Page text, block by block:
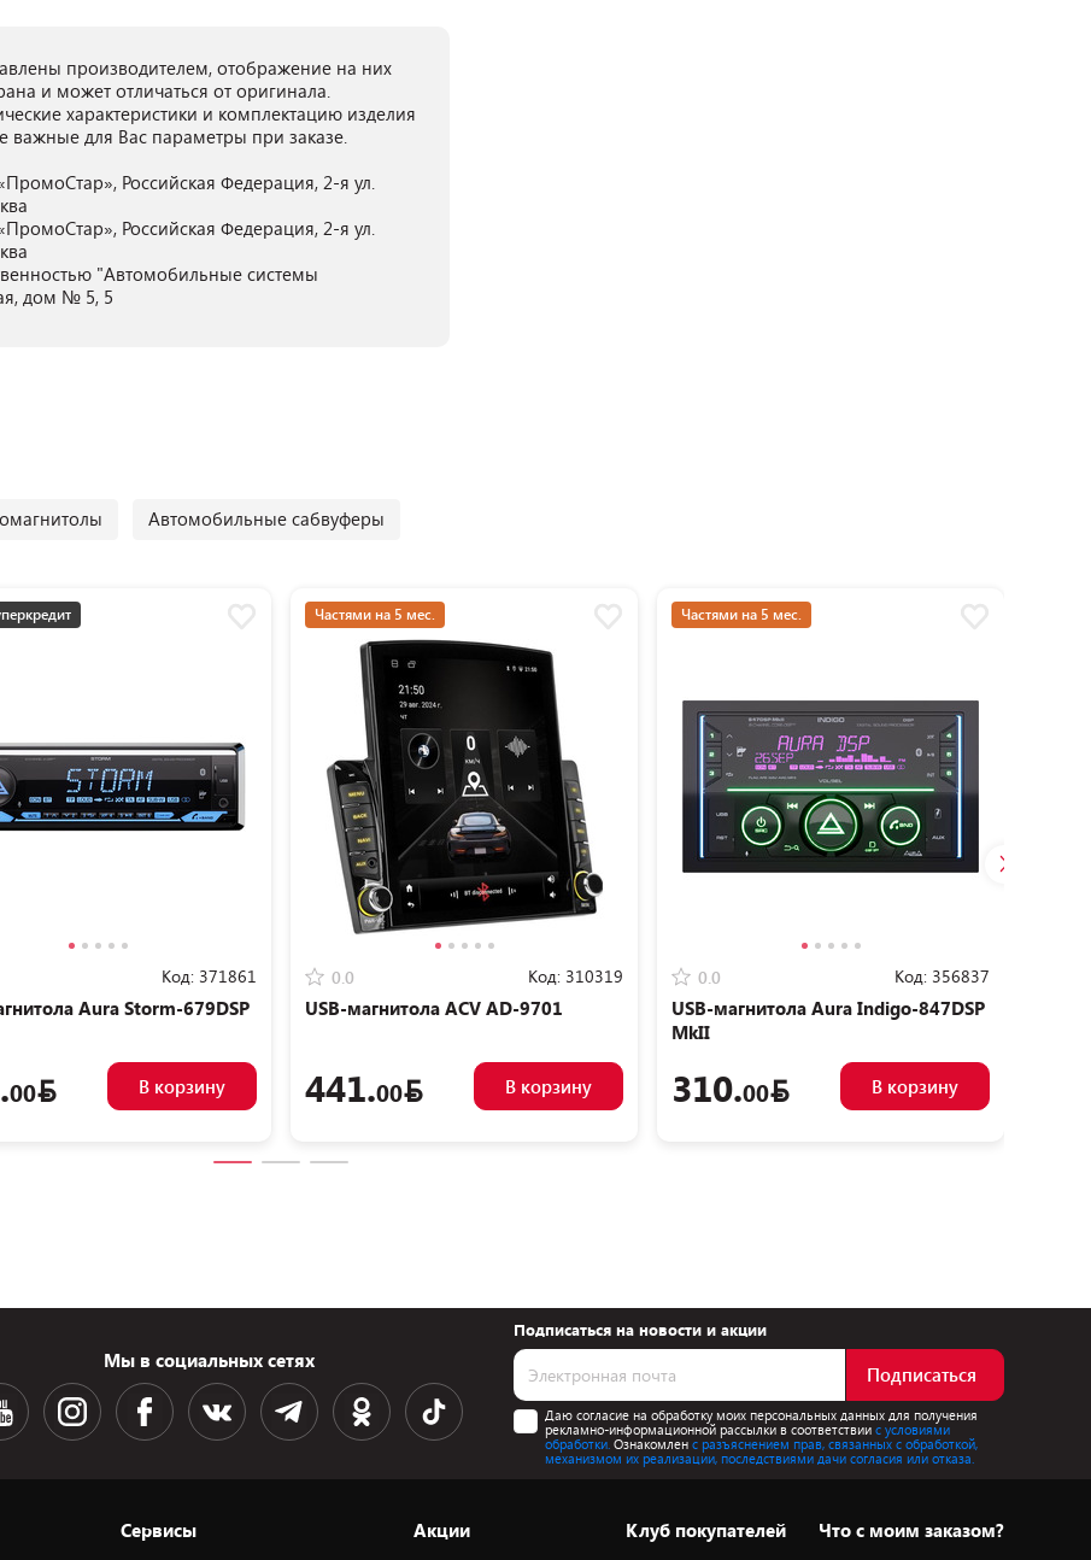
производителем, отображение на них
и может отличаться от оригинала.
характеристики и комплектацию изделия
важные для Вас параметры при заказе.
Российская Федерация, 2-я ул.
Российская Федерация, 2-я ул.
"Автомобильные системы
дом № 5, 5
Автомобильные сабвуферы
Код: 371861
Aura Storm-679DSP
00 В корзину
Частями на 5 мес.
0.0 Код: 310319
USB-магнитола ACV AD-9701
441.00 В корзину
Частями на 5 мес.
0.0 Код: 356837
USB-магнитола Aura Indigo-847DSP
MkII
310.00 В корзину
Мы в социальных сетях
Подписаться на новости и акции
Подписаться
Даю согласие на обработку моих персональных данных для получения
рекламно-информационной рассылки в соответствиис условиями
обработки. Ознакомлен с разъяснением прав, связанных с обработкой,
механизмом их реализации, последствиями дачи согласия или отказа.
Сервисы Акции
Клуб покупателей
Что с моим заказом?